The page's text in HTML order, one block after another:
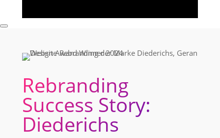
Rebranding
Success Story:
Diederichs